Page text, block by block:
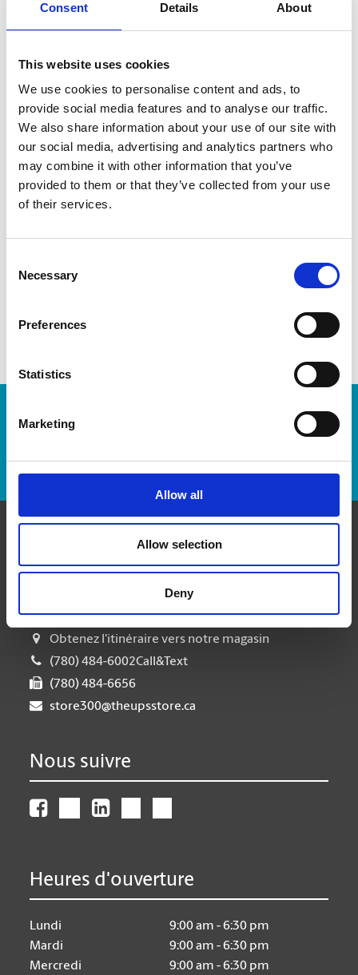
Consent Details About
This website uses cookies
We use cookies to personalise content and ads, to
provide social media features and to analyse our traffic.
We also share information about your use of our site with
our social media, advertising and analytics partners who
may combine it with other information that you’ve
provided to them or that they’ve collected from your use
of their services.
Selection
Necessary
Preferences
Statistics
Marketing
Allow all
Allow selection
Deny
Numéro de suivi :
Repérer un envoi
Communiquer avec nous
Edmonton Alberta - T5T 1L6
Obtenez l'itinéraire vers notre magasin
(780) 484-6002Call&Text
(780) 484-6656
store300@theupsstore.ca
Nous suivre
Heures d'ouverture
Lundi
9:00 am - 6:30 pm
Mardi
9:00 am - 6:30 pm
Mercredi
9:00 am - 6:30 pm